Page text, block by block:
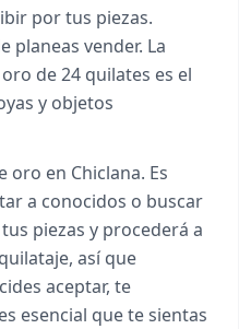
por tus piezas.
planeas vender. La
de 24 quilates es el
y objetos
en Chiclana. Es
a conocidos o buscar
piezas y procederá a
así que
aceptar, te
esencial que te sientas